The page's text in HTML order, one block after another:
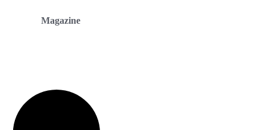
Magazine